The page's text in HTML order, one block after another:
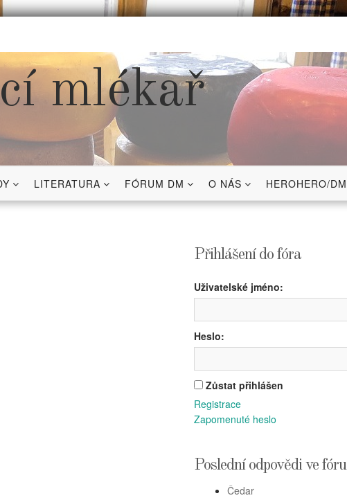
mlékař
LITERATURA FÓRUM DM O NÁS HEROHERO/DM
Přihlášení do fóra
Uživatelské jméno:
Heslo:
Zůstat přihlášen
Registrace
Zapomenuté heslo
Poslední odpovědi ve fóru
Čedar